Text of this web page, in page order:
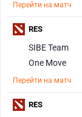
Перейти на матч
SIBE Team
One Move
Перейти на матч
RES
RES